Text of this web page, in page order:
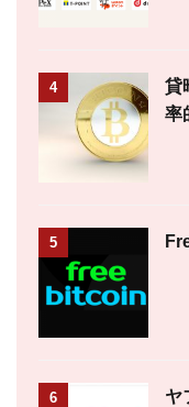
4
貸
率
5
6
ヤ